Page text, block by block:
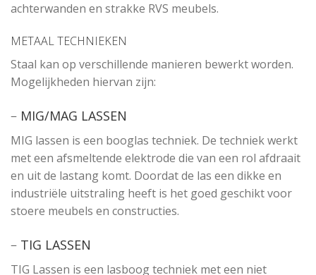
achterwanden en strakke RVS meubels.
METAAL TECHNIEKEN
Staal kan op verschillende manieren bewerkt worden.
Mogelijkheden hiervan zijn:
– MIG/MAG LASSEN
MIG lassen is een booglas techniek. De techniek werkt
met een afsmeltende elektrode die van een rol afdraait
en uit de lastang komt. Doordat de las een dikke en
industriële uitstraling heeft is het goed geschikt voor
stoere meubels en constructies.
– TIG LASSEN
TIG Lassen is een lasboog techniek met een niet